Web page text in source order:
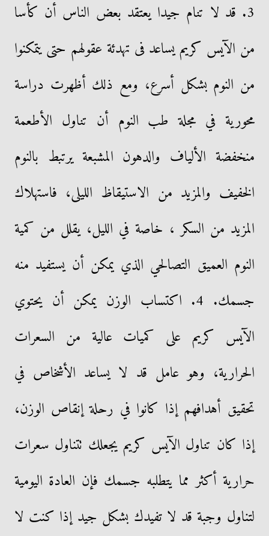
3. قد لا تنام جيدا يعتقد بعض الناس أن كأسا
من الآيس كريم يساعد فى تهدئة عقولهم حتى يتمكنوا
من النوم بشكل أسرع، ومع ذلك أظهرت دراسة
محورية في مجلة طب النوم أن تناول الأطعمة
منخفضة الألياف والدهون المشبعة يرتبط بالنوم
الخفيف والمزيد من الاستيقاظ الليلى، فاستهلاك
المزيد من السكر ، خاصة في الليل، يقلل من كمية
النوم العميق التصالحي الذي يمكن أن يستفيد منه
جسمك. 4. اكتساب الوزن يمكن أن يحتوي
الآيس كريم على كميات عالية من السعرات
الحرارية، وهو عامل قد لا يساعد الأشخاص في
تحقيق أهدافهم إذا كانوا في رحلة إنقاص الوزن،
إذا كان تناول الآيس كريم يجعلك تتناول سعرات
حرارية أكثر مما يتطلبه جسمك فإن العادة اليومية
لتناول وجبة قد لا تفيدك بشكل جيد إذا كنت لا